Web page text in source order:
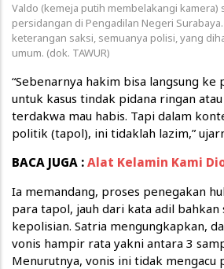
Valdo (kemeja putih membelakangi kamera)
persidangan di Pengadilan Negeri
keterangan saksi, semuanya polisi, yang
umum. (dok. TAWUR)
“Sebenarnya hakim bisa langsung ke
untuk kasus tindak pidana ringan
terdakwa mau habis. Tapi dalam
politik (tapol), ini tidaklah lazim,”
BACA JUGA : Alat Kelamin Kami
Ia memandang, proses penegakan
para tapol, jauh dari kata adil bahkan
kepolisian. Satria mengungkapkan,
vonis hampir rata yakni antara 3
Menurutnya, vonis ini tidak mengacu